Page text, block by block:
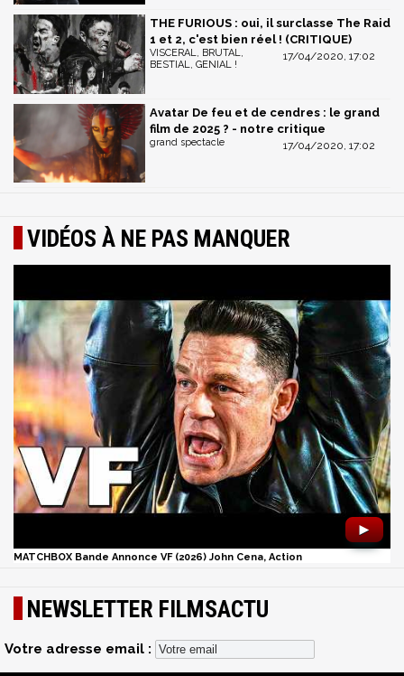
THE FURIOUS : oui, il surclasse The Raid
1 et 2, c'est bien réel ! (CRITIQUE)
17/04/2020, 17:02
VISCERAL, BRUTAL,
BESTIAL, GENIAL !
Avatar De feu et de cendres : le grand
film de 2025 ? - notre critique
17/04/2020, 17:02
grand spectacle
VIDÉOS À NE PAS MANQUER
►
MATCHBOX Bande Annonce VF (2026) John Cena, Action
NEWSLETTER FILMSACTU
Votre adresse email :